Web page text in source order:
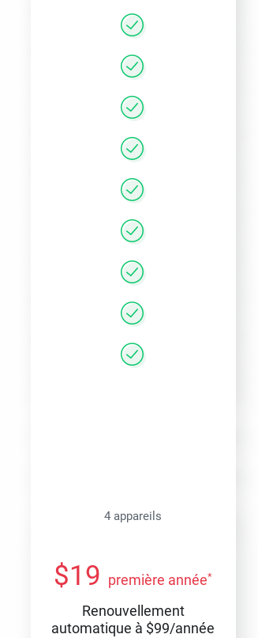
4 appareils
$19 première année*
Renouvellement
automatique à $99/année